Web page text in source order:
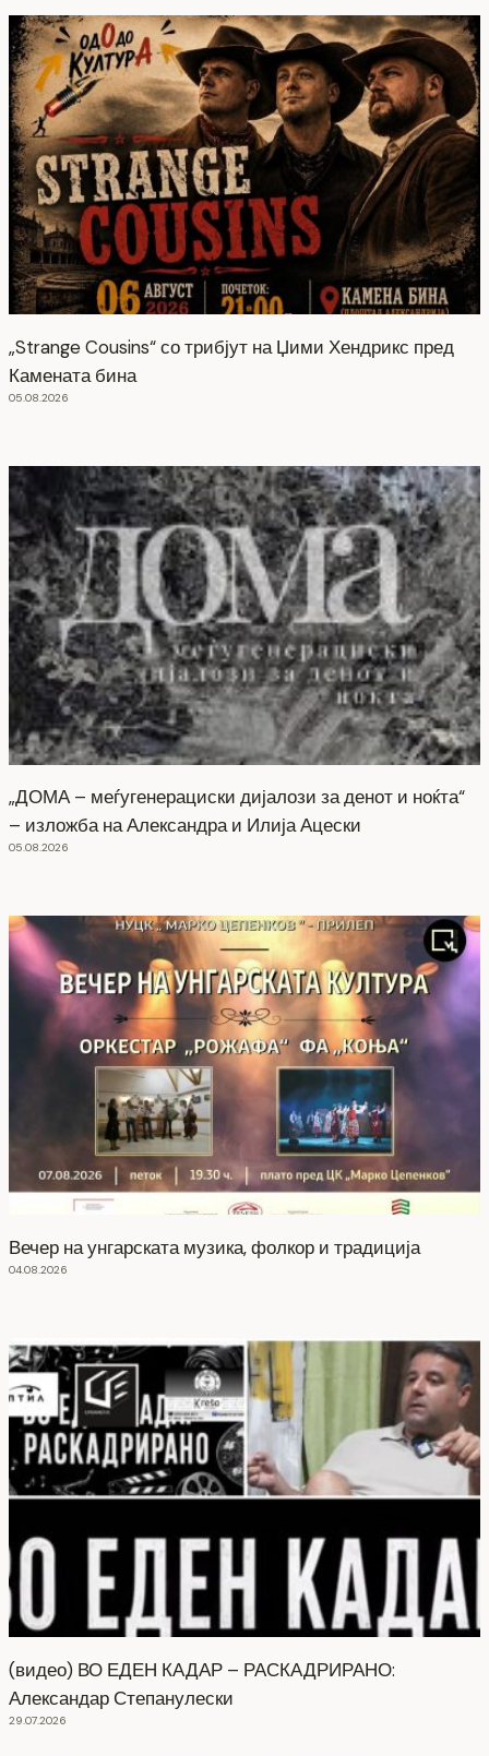
„Strange Cousins“ со трибјут на Џими Хендрикс пред
Камената бина
05.08.2026
„ДОМА – меѓугенерациски дијалози за денот и ноќта“
– изложба на Александра и Илија Ацески
05.08.2026
Вечер на унгарската музика, фолкор и традиција
04.08.2026
(видео) ВО ЕДЕН КАДАР – РАСКАДРИРАНО:
Александар Степанулески
29.07.2026